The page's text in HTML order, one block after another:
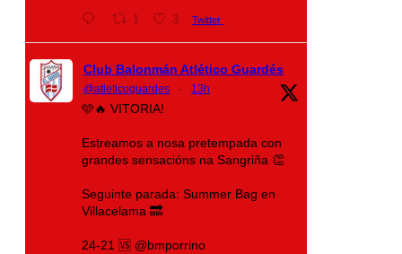
1 3 Twitter
Club Balonmán Atlético Guardés
@atleticoguardes · 13h
🩵🔥 VITORIA!
Estreamos a nosa pretempada con
grandes sensacións na Sangriña 👏
Seguinte parada: Summer Bag en
Villacelama 🔜
24-21 🆚 @bmporrino